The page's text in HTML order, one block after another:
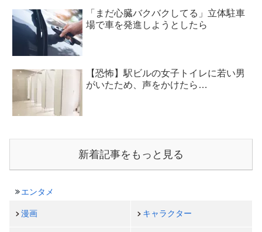
「まだ心臓バクバクしてる」立体駐車
場で車を発進しようとしたら
【恐怖】駅ビルの女子トイレに若い男
がいたため、声をかけたら…
新着記事をもっと見る
エンタメ
漫画 キャラクター